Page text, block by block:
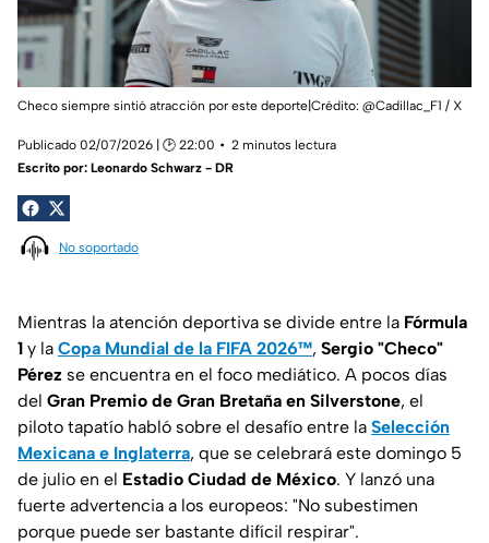
Checo siempre sintió atracción por este deporte|Crédito: @Cadillac_F1 / X
Publicado 02/07/2026 | 🕑 22:00
2 minutos lectura
Escrito por: Leonardo Schwarz - DR
No soportado
Mientras la atención deportiva se divide entre la Fórmula
1 y la Copa Mundial de la FIFA 2026™, Sergio "Checo"
Pérez se encuentra en el foco mediático. A pocos días
del Gran Premio de Gran Bretaña en Silverstone, el
piloto tapatío habló sobre el desafío entre la Selección
Mexicana e Inglaterra, que se celebrará este domingo 5
de julio en el Estadio Ciudad de México. Y lanzó una
fuerte advertencia a los europeos: "No subestimen
porque puede ser bastante difícil respirar".